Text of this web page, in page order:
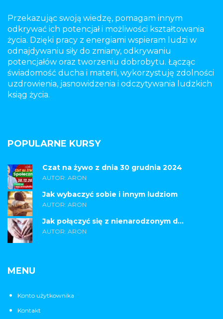
Przekazując swoją wiedzę, pomagam innym
odkrywać ich potencjał i możliwości kształtowania
życia. Dzięki pracy z energiami wspieram ludzi w
odnajdywaniu siły do zmiany, odkrywaniu
potencjałów oraz tworzeniu dobrobytu. Łącząc
świadomość ducha i materii, wykorzystuję zdolności
uzdrowienia, jasnowidzenia i odczytywania ludzkich
ksiąg życia.
POPULARNE KURSY
Czat na żywo z dnia 30 grudnia 2024
AUTOR: ARON
Jak wybaczyć sobie i innym ludziom
AUTOR: ARON
Jak połączyć się z nienarodzonym d...
AUTOR: ARON
MENU
Konto użytkownika
Kontakt